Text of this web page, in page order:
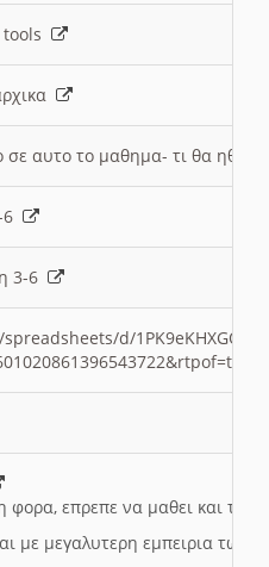
σε αυτο το μαθημα- τι θα
3-6
d/
φορα, επρεπε να μαθει και το
με μεγαλυτερη εμπειρια